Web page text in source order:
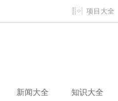
项目大全
新闻大全 知识大全